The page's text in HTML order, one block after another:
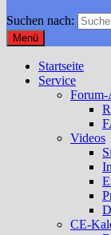
Suchen nach:
Menü
Startseite
Service
Videos
CE-